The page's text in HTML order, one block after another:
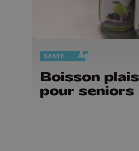
SANTÉ
Boisson
pour seniors